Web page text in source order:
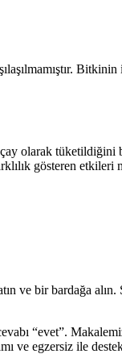
olarak tüketildiğini
gösteren etkileri
ve bir bardağa
“evet”.
ve egzersiz ile